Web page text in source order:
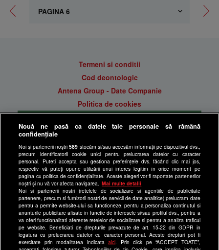
Termeni si conditii
Cod deontologic
Antena Group - Date Companie
Politica de cookies
Politica de confidentialitate
Anunturi gratuite pe Lajumate.ro
Ultimele Stiri
Program Happy Channel
Echipa editorială
Site-uri Antena Group
a1.ro
antenastars.ro
as.ro
Nouă ne pasă ca datele tale personale să rămână
confidențiale
Noi și partenerii noștri589 stocăm și/sau accesăm informații pe dispozitivul dvs.,
precum identificatorii cookie unici pentru prelucrarea datelor cu caracter
personal. Puteți accepta sau gestiona preferințele dvs. făcând clic mai jos,
respectiv vă puteți opune utilizării unui interes legitim în orice moment pe
pagina cu politica de confidențialitate. Aceste alegeri vor fi raportate partenerilor
noștri și nu vă vor afecta navigarea.
Mai multe detalii
Noi si partenerii nostri (retelele de socializare si agentiile de publicitate
partenere, precum si furnizorii nostri de servicii de date analitice) prelucram date
pentru a permite website-ului sa functioneze, pentru a personaliza continutul si
anunturile publicitare afisate in functie de interesele si/sau profilul dvs., pentru a
va oferi functionalitati aferente retelelor de socializare si pentru a analiza traficul
pe website. Beneficiati de drepturile prevazute de art. 15-22 din GDPR in
legatura cu prelucrarea datelor cu caracter personal. Aceste drepturi pot fi
exercitate prin modalitatea indicataaici . Prin click pe “ACCEPT TOATE”,